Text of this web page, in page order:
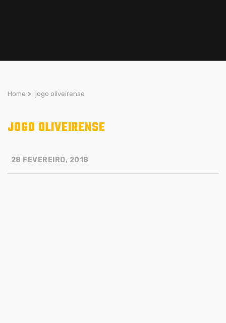
Home > jogo oliveirense
JOGO OLIVEIRENSE
28 FEVEREIRO, 2018